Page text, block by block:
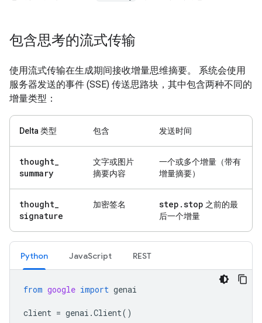
包含思考的流式传输
使用流式传输在生成期间接收增量思维摘要。 系统会使用
服务器发送的事件 (SSE) 传送思路块，其中包含两种不同的
增量类型：
Delta 类型 包含 发送时间
thought_
summary
文字或图片
摘要内容
一个或多个增量（带有
增量摘要）
thought_
signature
加密签名 step .stop 之前的最
后一个增量
Python JavaScript REST
from google import genai
client = genai .Client()